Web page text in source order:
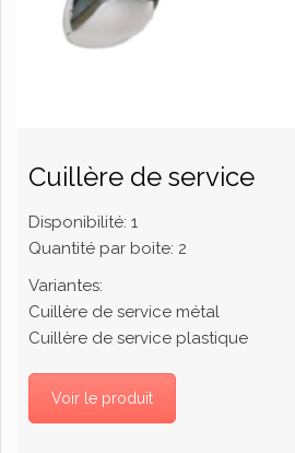
Cuillère de service
Disponibilité: 1
Quantité par boite: 2
Variantes:
Cuillère de service métal
Cuillère de service plastique
Voir le produit